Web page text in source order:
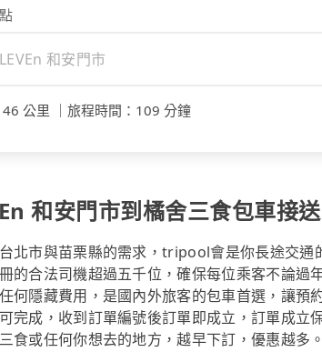
公里 旅程時間 ： 109 分鐘
和安門市到橘舍三食包車接送
北市與苗栗縣的需求，tripool會是你長途交通
的合法司機超過五千位，確保每位乘客不論
何隱藏費用，是國內外旅客的包車首選，讓
完成，收到訂單編號後訂單即成立，訂單成立
食或任何你想去的地方，越早下訂，優惠越多。